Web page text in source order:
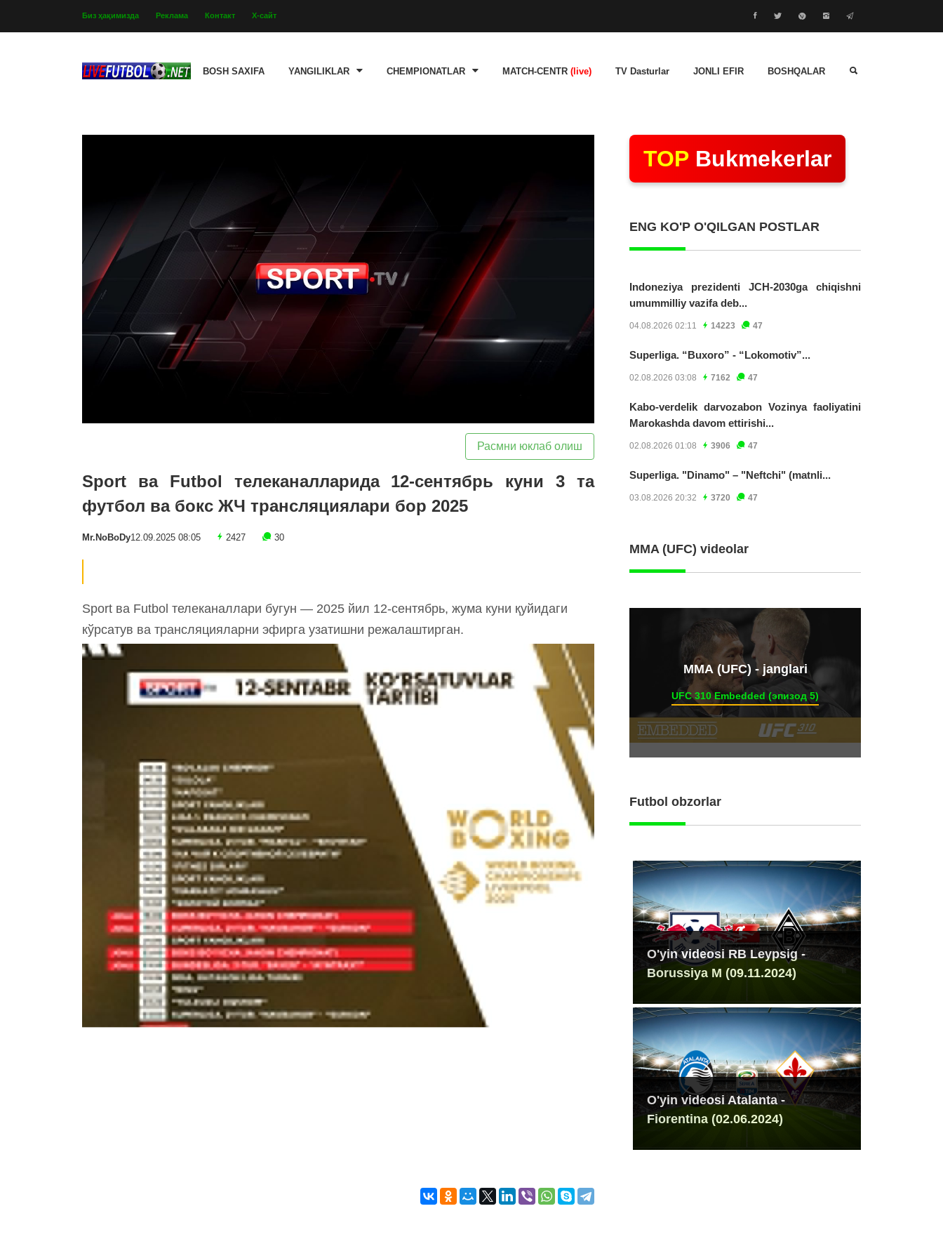
Биз ҳақимизда Реклама Контакт Х-сайт
BOSH SAXIFA YANGILIKLAR CHEMPIONATLAR MATCH-CENTR (live) TV Dasturlar JONLI EFIR BOSHQALAR
Расмни юклаб олиш
Sport ва Futbol телеканалларида 12-сентябрь куни 3 та
футбол ва бокс ЖЧ трансляциялари бор 2025
Mr.NoBoDy12.09.2025 08:05 2427 30
Sport ва Futbol телеканаллари бугун — 2025 йил 12-сентябрь, жума куни қуйидаги
кўрсатув ва трансляцияларни эфирга узатишни режалаштирган.
TOP Bukmekerlar
ENG KO'P O'QILGAN POSTLAR
Indoneziya prezidenti JCH-2030ga chiqishni
umummilliy vazifa deb...
04.08.2026 02:11 14223 47
Superliga. “Buxoro” - “Lokomotiv”...
02.08.2026 03:08 7162 47
Kabo-verdelik darvozabon Vozinya faoliyatini
Marokashda davom ettirishi...
02.08.2026 01:08 3906 47
Superliga. "Dinamo" – "Neftchi" (matnli...
03.08.2026 20:32 3720 47
MMA (UFC) videolar
ММА (UFC) - janglari
UFC 310 Embedded (эпизод 5)
Futbol obzorlar
O'yin videosi RB Leypsig -
Borussiya M (09.11.2024)
O'yin videosi Atalanta -
Fiorentina (02.06.2024)